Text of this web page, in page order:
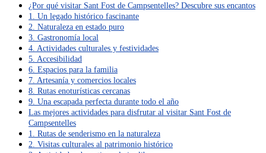
¿Por qué visitar Sant Fost de Campsentelles? Descubre sus encantos
1. Un legado histórico fascinante
2. Naturaleza en estado puro
3. Gastronomía local
4. Actividades culturales y festividades
5. Accesibilidad
6. Espacios para la familia
7. Artesanía y comercios locales
8. Rutas enoturísticas cercanas
9. Una escapada perfecta durante todo el año
Las mejores actividades para disfrutar al visitar Sant Fost de
Campsentelles
1. Rutas de senderismo en la naturaleza
2. Visitas culturales al patrimonio histórico